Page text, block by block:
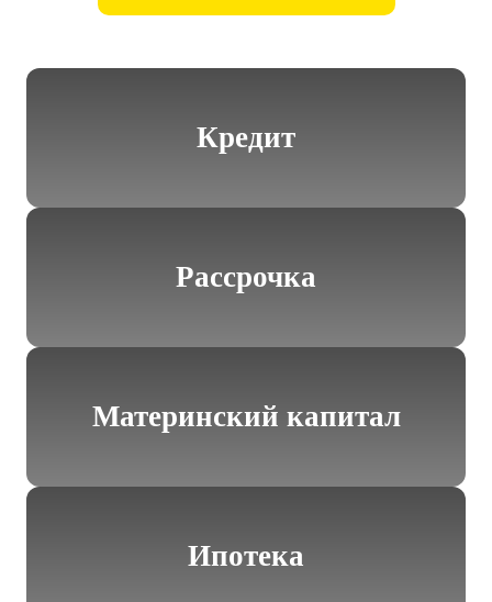
Кредит
Рассрочка
Материнский капитал
Ипотека